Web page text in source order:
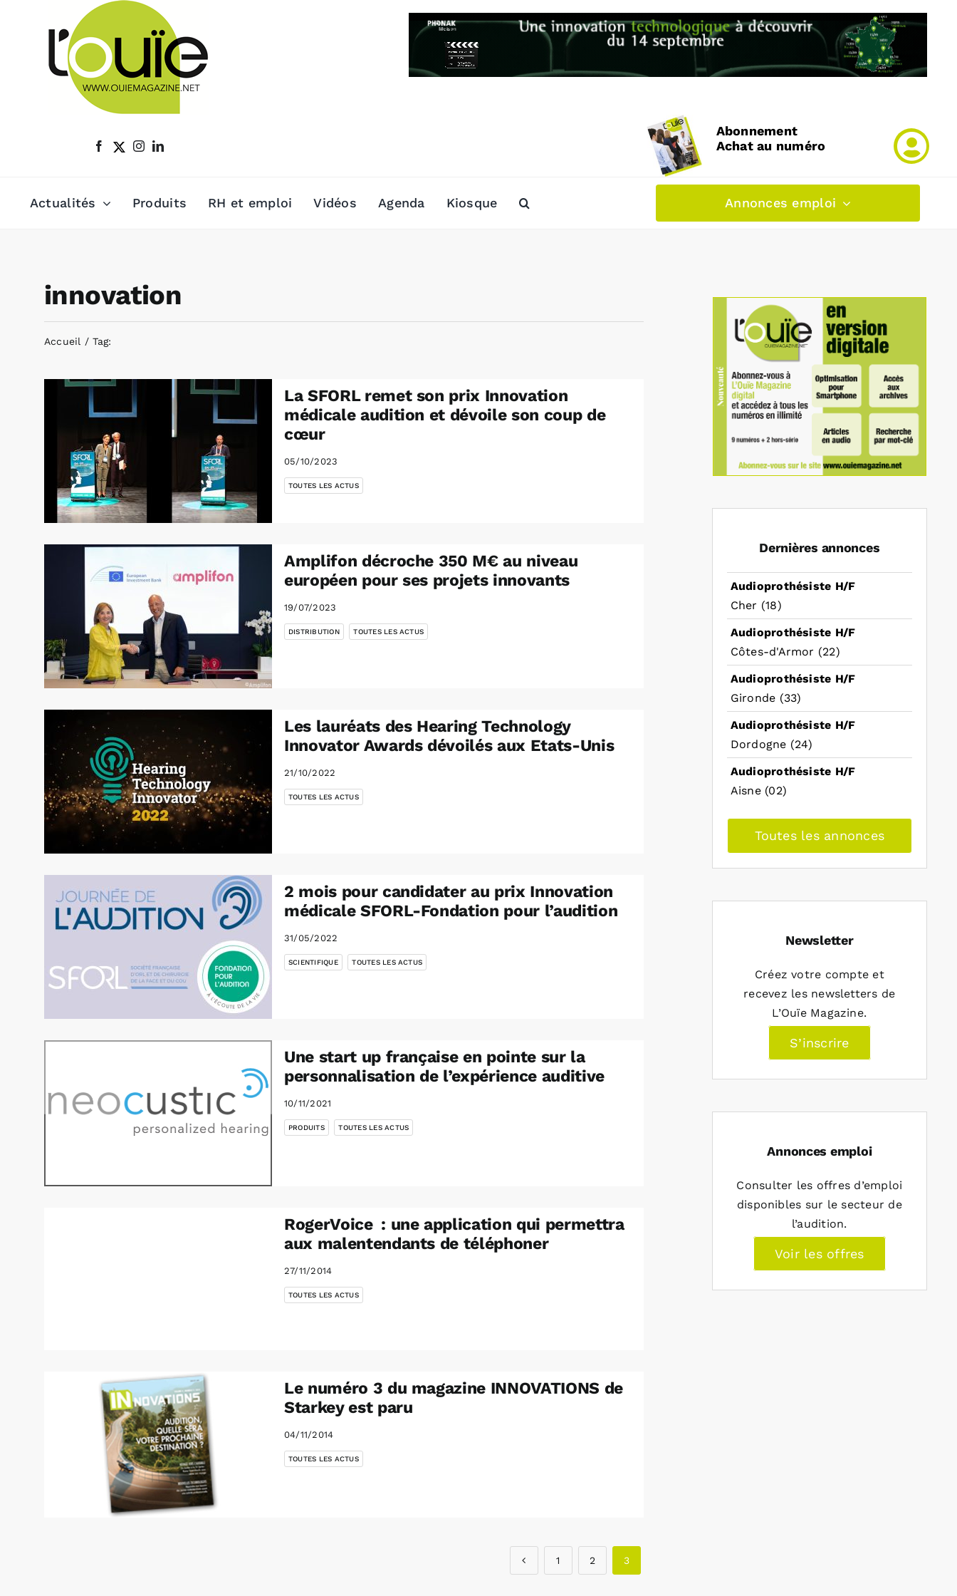
Abonnement
Achat au numéro
Actualités Produits RH et emploi Vidéos Agenda Kiosque Annonces emploi
innovation
Accueil Tag:
La SFORL remet son prix Innovation
médicale audition et dévoile son coup de
cœur
05/10/2023
TOUTES LES ACTUS
Amplifon décroche 350 M€ au niveau
européen pour ses projets innovants
19/07/2023
DISTRIBUTION TOUTES LES ACTUS
Les lauréats des Hearing Technology
Innovator Awards dévoilés aux Etats-Unis
21/10/2022
TOUTES LES ACTUS
2 mois pour candidater au prix Innovation
médicale SFORL-Fondation pour l’audition
31/05/2022
SCIENTIFIQUE TOUTES LES ACTUS
Une start up française en pointe sur la
personnalisation de l’expérience auditive
10/11/2021
PRODUITS
,
TOUTES LES ACTUS
RogerVoice : une application qui permettra
aux malentendants de téléphoner
27/11/2014
TOUTES LES ACTUS
Le numéro 3 du magazine INNOVATIONS de
Starkey est paru
04/11/2014
TOUTES LES ACTUS
1 2 3
Dernières annonces
Audioprothésiste H/F
Cher (18)
Audioprothésiste H/F
Côtes-d'Armor (22)
Audioprothésiste H/F
Gironde (33)
Audioprothésiste H/F
Dordogne (24)
Audioprothésiste H/F
Aisne (02)
Toutes les annonces
Newsletter
Créez votre compte et
recevez les newsletters de
L’Ouïe Magazine.
S’inscrire
Annonces emploi
Consulter les offres d’emploi
disponibles sur le secteur de
l’audition.
Voir les offres